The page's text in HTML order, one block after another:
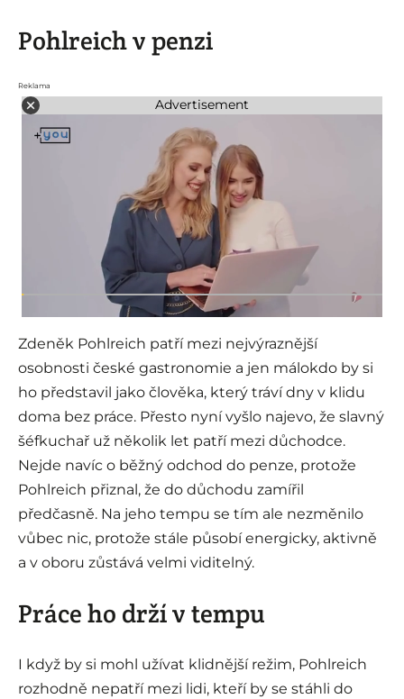
Pohlreich v penzi
Reklama
Advertisement
Zdeněk Pohlreich patří mezi nejvýraznější
osobnosti české gastronomie a jen málokdo by si
ho představil jako člověka, který tráví dny v klidu
doma bez práce. Přesto nyní vyšlo najevo, že slavný
šéfkuchař už několik let patří mezi důchodce.
Nejde navíc o běžný odchod do penze, protože
Pohlreich přiznal, že do důchodu zamířil
předčasně. Na jeho tempu se tím ale nezměnilo
vůbec nic, protože stále působí energicky, aktivně
a v oboru zůstává velmi viditelný.
Práce ho drží v tempu
I když by si mohl užívat klidnější režim, Pohlreich
rozhodně nepatří mezi lidi, kteří by se stáhli do